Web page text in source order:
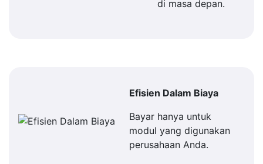
di masa depan.
Efisien Dalam Biaya
Bayar hanya untuk
modul yang digunakan
perusahaan Anda.